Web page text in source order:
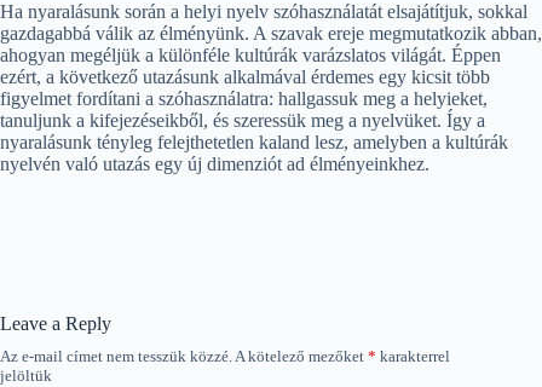
Ha nyaralásunk során a helyi nyelv szóhasználatát elsajátítjuk, sokkal
gazdagabbá válik az élményünk. A szavak ereje megmutatkozik abban,
ahogyan megéljük a különféle kultúrák varázslatos világát. Éppen
ezért, a következő utazásunk alkalmával érdemes egy kicsit több
figyelmet fordítani a szóhasználatra: hallgassuk meg a helyieket,
tanuljunk a kifejezéseikből, és szeressük meg a nyelvüket. Így a
nyaralásunk tényleg felejthetetlen kaland lesz, amelyben a kultúrák
nyelvén való utazás egy új dimenziót ad élményeinkhez.
Leave a Reply
Az e-mail címet nem tesszük közzé.A kötelező mezőket * karakterrel
jelöltük